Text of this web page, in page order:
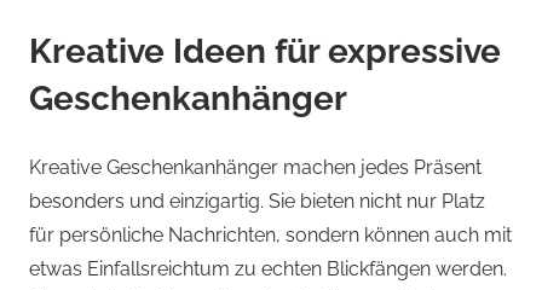
Kreative Ideen für expressive
Geschenkanhänger
Kreative Geschenkanhänger machen jedes Präsent
besonders und einzigartig. Sie bieten nicht nur Platz
für persönliche Nachrichten, sondern können auch mit
etwas Einfallsreichtum zu echten Blickfängen werden.